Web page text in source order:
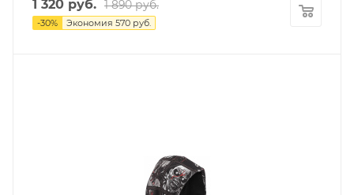
1 320 руб. 1 890руб.
-30% Экономия 570 руб.